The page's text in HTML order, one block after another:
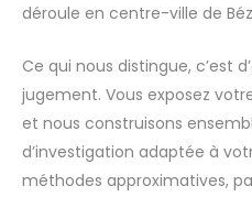
déroule en centre-ville de
Ce qui nous distingue, c’est
jugement. Vous exposez
et nous construisons
d’investigation adaptée à
méthodes approximatives,